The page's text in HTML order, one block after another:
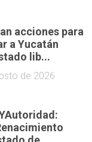
acciones para
a Yucatán
lib...
de 2026